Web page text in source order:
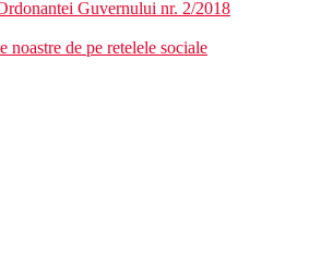
Guvernului nr. 2/2018
noastre de pe retelele sociale